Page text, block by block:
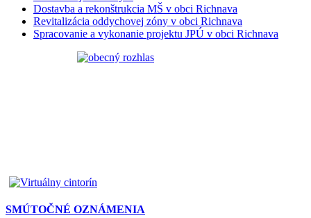
Dostavba a rekonštrukcia MŠ v obci Richnava
Revitalizácia oddychovej zóny v obci Richnava
Spracovanie a vykonanie projektu JPÚ v obci Richnava
SMÚTOČNÉ OZNÁMENIA